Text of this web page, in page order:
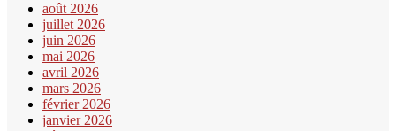
août 2026
juillet 2026
juin 2026
mai 2026
avril 2026
mars 2026
février 2026
janvier 2026